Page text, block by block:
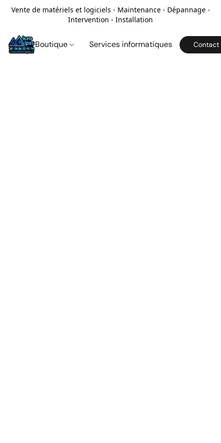
Vente de matériels et logiciels - Maintenance - Dépannage -
Intervention - Installation
Boutique Services informatiques Contact